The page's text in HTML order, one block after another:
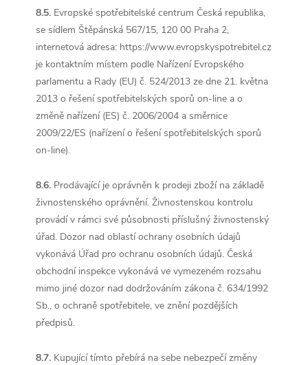
8.5. Evropské spotřebitelské centrum Česká republika,
se sídlem Štěpánská 567/15, 120 00 Praha 2,
internetová adresa: https://www.evropskyspotrebitel.cz
je kontaktním místem podle Nařízení Evropského
parlamentu a Rady (EU) č. 524/2013 ze dne 21. května
2013 o řešení spotřebitelských sporů on-line a o
změně nařízení (ES) č. 2006/2004 a směrnice
2009/22/ES (nařízení o řešení spotřebitelských sporů
on-line).
8.6. Prodávající je oprávněn k prodeji zboží na základě
živnostenského oprávnění. Živnostenskou kontrolu
provádí v rámci své působnosti příslušný živnostenský
úřad. Dozor nad oblastí ochrany osobních údajů
vykonává Úřad pro ochranu osobních údajů. Česká
obchodní inspekce vykonává ve vymezeném rozsahu
mimo jiné dozor nad dodržováním zákona č. 634/1992
Sb., o ochraně spotřebitele, ve znění pozdějších
předpisů.
8.7. Kupující tímto přebírá na sebe nebezpečí změny